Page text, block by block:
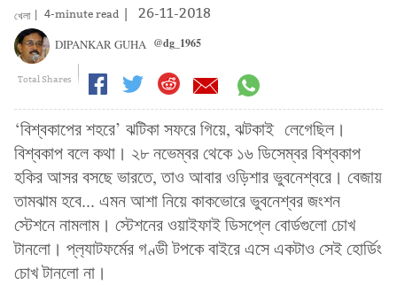
খেলা| 4-minute read |26-11-2018
DIPANKAR GUHA @dg_1965
Total Shares
‘বিশ্বকাপের শহরে’ ঝটিকা সফরে গিয়ে, ঝটকাই লেগেছিল।
বিশ্বকাপ বলে কথা। ২৮ নভেম্বর থেকে ১৬ ডিসেম্বর বিশ্বকাপ
হকির আসর বসছে ভারতে, তাও আবার ওড়িশার ভুবনেশ্বরে। বেজায়
তামঝাম হবে... এমন আশা নিয়ে কাকভোরে ভুবনেশ্বর জংশন
স্টেশনে নামলাম। স্টেশনের ওয়াইফাই ডিসপ্লে বোর্ডগুলো চোখ
টানলো। প্ল‍্যাটফর্মের গণ্ডী টপকে বাইরে এসে একটাও সেই হোর্ডিং
চোখ টানলো না।